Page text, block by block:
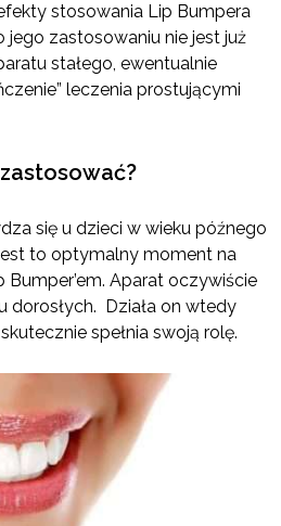
stosowania Lip Bumpera
zastosowaniu nie jest już
stałego, ewentualnie
leczenia prostującymi
się u dzieci w wieku późnego
to optymalny moment na
Aparat oczywiście
dorosłych. Działa on wtedy
spełnia swoją rolę.